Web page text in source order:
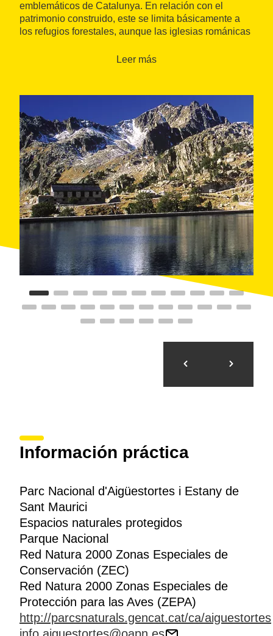
emblemáticos de Catalunya. En relación con el
patrimonio construido, este se limita básicamente a
los refugios forestales, aunque las iglesias románicas
itinerarios. Senderismo, BTT, alpinismo, esquí de
montaña y
trail
son actividades muy practicadas, tanto
de forma privada como a través de empresas
organizadoras. També se desarrollan propuestas de
educación ambiental.
-Estany de Sant Maurici
-Camí del Llong i Portarró
Leer más
Información práctica
Parc Nacional d'Aigüestortes i Estany de
Sant Maurici
Espacios naturales protegidos
Parque Nacional
Red Natura 2000 Zonas Especiales de
Conservación (ZEC)
Red Natura 2000 Zonas Especiales de
Protección para las Aves (ZEPA)
http://parcsnaturals.gencat.cat/ca/aiguestortes